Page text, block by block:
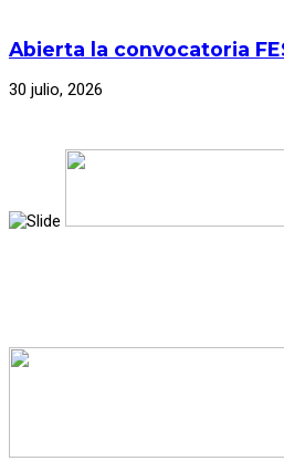
Abierta la convocatoria
30 julio, 2026